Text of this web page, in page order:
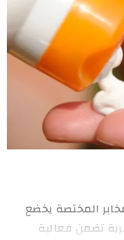
المختصة يخضع
تضمن فعالية